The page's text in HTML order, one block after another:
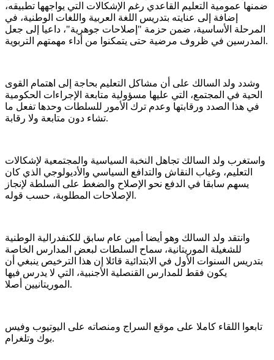
ضمنها عمومية التعليم القاعدي رغم الإشكالات التي يواجهها تطبيقه،
إضافة إلى عنايته بتدريس اللغة العربية واللغات الوطنية، في
المرحلة الأساسية، ضمن حزمة "إصلاحات جوهرية"، داعيا إلى جعل
المدرسين في ظروف مرضية حتى يتمكنوا من أداء مهمتهم التربوية.
وشدد ولد السالك على أن مشاكل التعليم بحاجة إلى اهتمام القوى
الحية في المجتمع، التي عليها مسؤولية متابعة الإجراءات الحكومية
في هذا الصدد ورقابتها وعدم ترك الأمور للسلطات وحدها تفعل ما
تشاء دون متابعة ولا رقابة.
واستغرب ولد السالك تجاهل النخبة السياسية والمجتمعية لإشكالات
التعليم، وغياب النقاش والتدافع السياسي والأديولوجي الذي كان
يسهم سابقا في الدفع نحو الإصلاح والضغط على السلطة لإنجاز
الإصلاحات المطلوبة، حسب قوله.
وانتقد ولد السالك وهو أيضا أمين عام سابق للكنفدرالية الوطنية
للشغيلة الموريتانية، سماح السلطات لبعض المدارس الخاصة
بتدريس السنوات الأول في الابتدائية قائلا إن هذا الترخيص ينبغي أن
يكون فقط للمدارس القنصلية الأجنبية، التي لا يدرس فيها
الموريتانيين أصلا.
تابعوا اللقاء كاملا على موقع السراج ومنصاته على اليوتيوب وفيس
بوك وتلغرام.